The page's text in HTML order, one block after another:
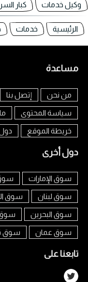
وكيل خدمات
كبار
الرئيسية خدمات
مساعدة
من نحن إتصل بنا
سياسة المحتوى
خريطة الموقع
دول أخرى
سوق الإمارات
سوق لبنان سوق
سوق البحرين
سوق عمان سوق
تابعنا على